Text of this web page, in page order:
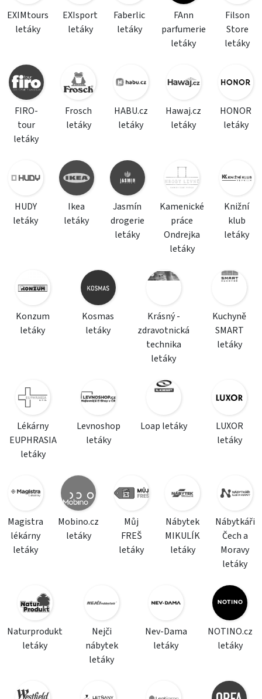
EXIMtours
letáky
EXIsport
letáky
Faberlic
letáky
FAnn
parfumerie
letáky
Filson
Store
letáky
FIRO-
tour
letáky
Frosch
letáky
HABU.cz
letáky
Hawaj.cz
letáky
HONOR
letáky
HUDY
letáky
Ikea
letáky
Jasmín
drogerie
letáky
Kamenické
práce
Ondrejka
letáky
Knižní
klub
letáky
Konzum
letáky
Kosmas
letáky
Krásný -
zdravotnická
technika
letáky
Kuchyně
SMART
letáky
Lékárny
EUPHRASIA
letáky
Levnoshop
letáky
Loap letáky
LUXOR
letáky
Magistra
lékárny
letáky
Mobino.cz
letáky
Můj
FREŠ
letáky
Nábytek
MIKULÍK
letáky
Nábytkáři
Čech a
Moravy
letáky
Naturprodukt
letáky
Nejči
nábytek
letáky
Nev-Dama
letáky
NOTINO.cz
letáky